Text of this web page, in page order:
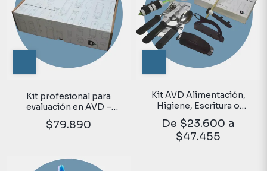
Kit profesional para
evaluación en AVD –
Herramientas para
valoración funcional.
$79.890
Kit AVD Alimentación,
Higiene, Escritura o
Completo | Ayudas
técnicas
De $23.600 a
$47.455